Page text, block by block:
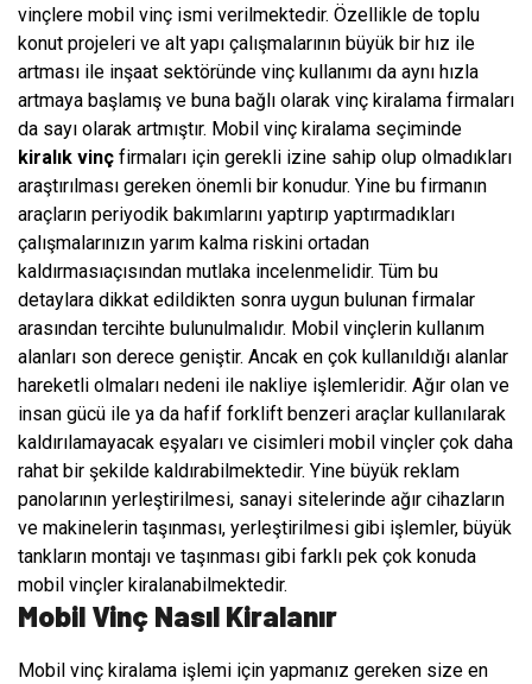
vinçlere mobil vinç ismi verilmektedir. Özellikle de toplu
konut projeleri ve alt yapı çalışmalarının büyük bir hız ile
artması ile inşaat sektöründe vinç kullanımı da aynı hızla
artmaya başlamış ve buna bağlı olarak vinç kiralama firmaları
da sayı olarak artmıştır. Mobil vinç kiralama seçiminde
kiralık vinç firmaları için gerekli izine sahip olup olmadıkları
araştırılması gereken önemli bir konudur. Yine bu firmanın
araçların periyodik bakımlarını yaptırıp yaptırmadıkları
çalışmalarınızın yarım kalma riskini ortadan
kaldırmasıaçısından mutlaka incelenmelidir. Tüm bu
detaylara dikkat edildikten sonra uygun bulunan firmalar
arasından tercihte bulunulmalıdır. Mobil vinçlerin kullanım
alanları son derece geniştir. Ancak en çok kullanıldığı alanlar
hareketli olmaları nedeni ile nakliye işlemleridir. Ağır olan ve
insan gücü ile ya da hafif forklift benzeri araçlar kullanılarak
kaldırılamayacak eşyaları ve cisimleri mobil vinçler çok daha
rahat bir şekilde kaldırabilmektedir. Yine büyük reklam
panolarının yerleştirilmesi, sanayi sitelerinde ağır cihazların
ve makinelerin taşınması, yerleştirilmesi gibi işlemler, büyük
tankların montajı ve taşınması gibi farklı pek çok konuda
mobil vinçler kiralanabilmektedir.
Mobil Vinç Nasıl Kiralanır
Mobil vinç kiralama işlemi için yapmanız gereken size en